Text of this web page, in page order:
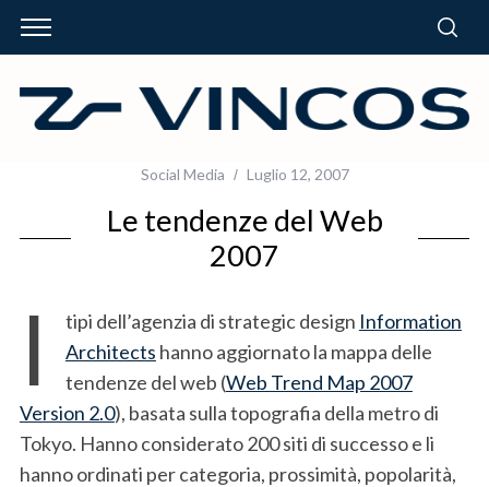
Social Media Luglio 12, 2007
Le tendenze del Web
2007
I tipi dell’agenzia di strategic design Information
Architects hanno aggiornato la mappa delle
tendenze del web (Web Trend Map 2007
Version 2.0), basata sulla topografia della metro di
Tokyo. Hanno considerato 200 siti di successo e li
hanno ordinati per categoria, prossimità, popolarità,